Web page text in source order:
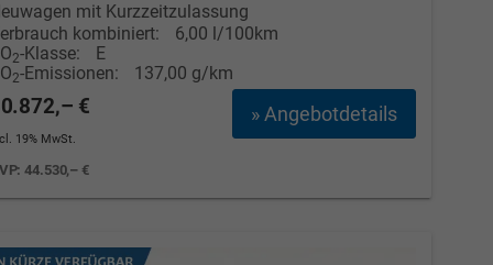
mit Kurzzeitzulassung
kombiniert:
6,00 l/100km
2-Klasse:
E
2-Emissionen: 137,00 g/km
» Angebotdetails
€
19% MwSt.
44.530,– €